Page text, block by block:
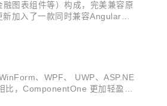
图表组件等）构成，完美兼容原
加入了一款同时兼容Angular、R
、WPF、 UWP、ASP.NE
比，ComponentOne 更加轻盈、